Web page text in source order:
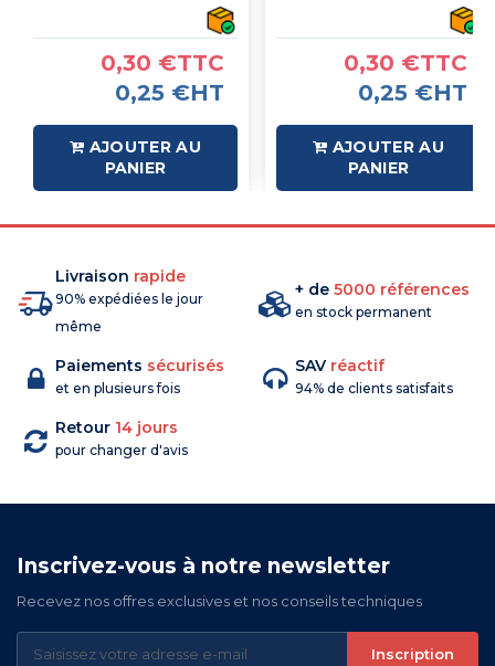
0,30 €TTC
0,25 €HT
AJOUTER AU
PANIER
0,30 €TTC
0,25 €HT
AJOUTER AU
PANIER
Livraison rapide
90% expédiées le jour
même
+ de 5000 références
en stock permanent
Paiements sécurisés
et en plusieurs fois
SAV réactif
94% de clients satisfaits
Retour 14 jours
pour changer d'avis
Inscrivez-vous à notre newsletter
Recevez nos offres exclusives et nos conseils techniques
Inscription